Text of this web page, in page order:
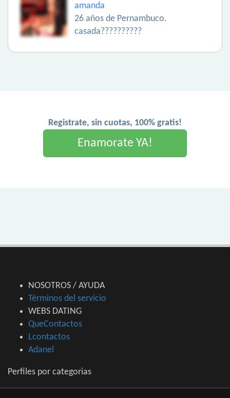
amanda
26 años de Pernambuco.
casada??????????
Registrate, sin cuotas, 100% gratis!
Enamorate YA!
NOSOTROS / AYUDA
Términos del servicio
WEBS DATING
QueContactos
Lcontactos
Adanel
Perfiles por categorias